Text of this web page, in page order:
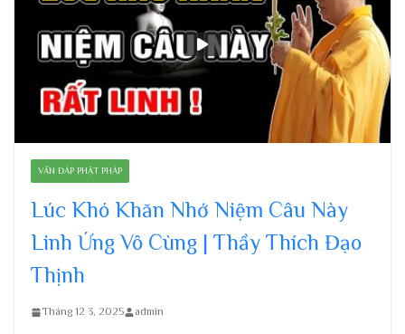
VẤN ĐÁP PHẬT PHÁP
Lúc Khó Khăn Nhớ Niệm Câu Này
Linh Ứng Vô Cùng | Thầy Thích Đạo
Thịnh
Tháng 12 3, 2025 admin